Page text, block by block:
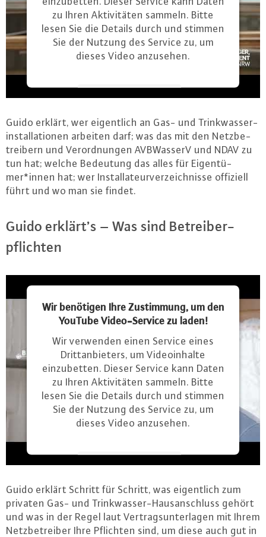
zu Ihren Aktivitäten sammeln. Bitte
lesen Sie die Details durch und stimmen
Sie der Nutzung des Service zu, um
dieses Video anzusehen.
Mehr Informationen
Akzeptieren
powered byUsercentrics Consent
Management Platform
Guido erklärt, wer ei­gent­lich an Gas- und Trink­was­ser­
in­stal­la­tio­nen arbeiten darf; was das mit den Netz­be­
trei­bern und Ver­ord­nun­gen AVB­Was­serV und NDAV zu
tun hat; welche Bedeutung das alles für Ei­gen­tü­
mer*innen hat; wer In­stal­la­teur­ver­zeich­nis­se offiziell
führt und wo man sie findet.
Guido erklärt’s – Was sind Be­trei­ber­
pflich­ten
Wir benötigen Ihre Zustimmung, um den
YouTube Video-Service zu laden!
Wir verwenden einen Service eines
Drittanbieters, um Videoinhalte
einzubetten. Dieser Service kann Daten
zu Ihren Aktivitäten sammeln. Bitte
lesen Sie die Details durch und stimmen
Sie der Nutzung des Service zu, um
dieses Video anzusehen.
Mehr Informationen
Akzeptieren
powered byUsercentrics Consent
Management Platform
Guido erklärt Schritt für Schritt, was ei­gent­lich zum
privaten Gas- und Trink­was­ser-Haus­an­schluss gehört
und was in der Regel laut Ver­trags­un­ter­la­gen mit Ihrem
Netz­be­trei­ber Ihre Pflichten sind, um diese auch gut in